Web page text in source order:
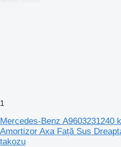
1
Mercedes-Benz A9603231240
Amortizor Axa Față Sus
takozu